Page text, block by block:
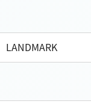
LANDMARK